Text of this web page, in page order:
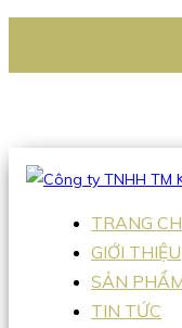
Hotline:0938 336
TRANG
GIỚI THIỆU
SẢN
TIN TỨC